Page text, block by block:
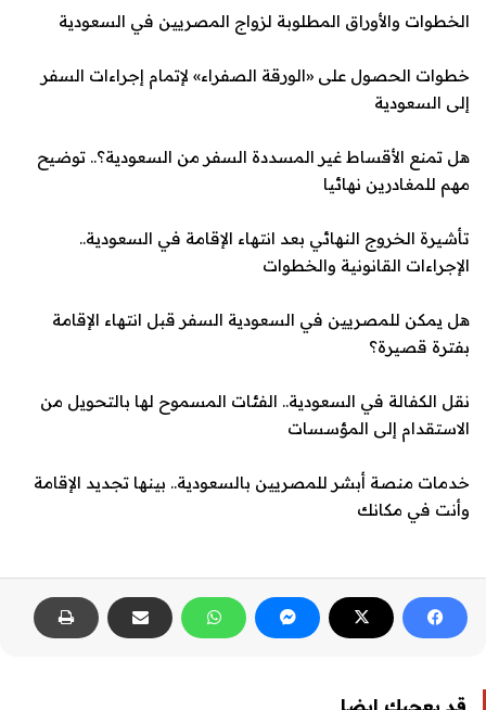
الخطوات والأوراق المطلوبة لزواج المصريين في السعودية
خطوات الحصول على «الورقة الصفراء» لإتمام إجراءات السفر
إلى السعودية
هل تمنع الأقساط غير المسددة السفر من السعودية؟.. توضيح
مهم للمغادرين نهائيا
تأشيرة الخروج النهائي بعد انتهاء الإقامة في السعودية..
الإجراءات القانونية والخطوات
هل يمكن للمصريين في السعودية السفر قبل انتهاء الإقامة
بفترة قصيرة؟
نقل الكفالة في السعودية.. الفئات المسموح لها بالتحويل من
الاستقدام إلى المؤسسات
خدمات منصة أبشر للمصريين بالسعودية.. بينها تجديد الإقامة
وأنت في مكانك